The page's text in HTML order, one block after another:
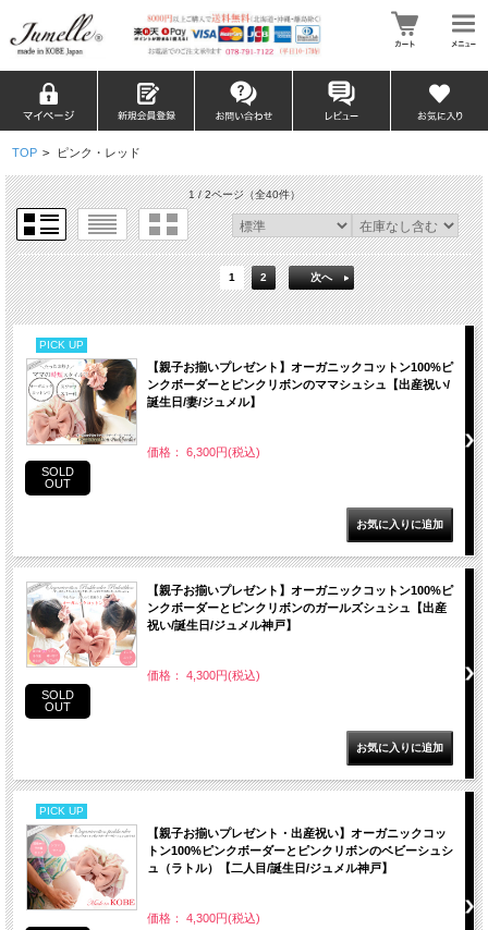
TOP > ピンク・レッド
1 / 2ページ（全40件）
1 2 次へ
PICK UP
【親子お揃いプレゼント】オーガニックコットン100%ピ
ンクボーダーとピンクリボンのママシュシュ【出産祝い/
誕生日/妻/ジュメル】
価格： 6,300円(税込)
SOLD
OUT
【親子お揃いプレゼント】オーガニックコットン100%ピ
ンクボーダーとピンクリボンのガールズシュシュ【出産
祝い/誕生日/ジュメル神戸】
価格： 4,300円(税込)
SOLD
OUT
PICK UP
【親子お揃いプレゼント・出産祝い】オーガニックコッ
トン100%ピンクボーダーとピンクリボンのベビーシュシ
ュ（ラトル）【二人目/誕生日/ジュメル神戸】
価格： 4,300円(税込)